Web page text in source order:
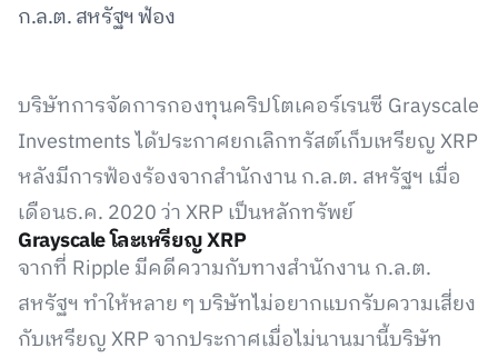
ก.ล.ต. สหรัฐฯ ฟ้อง
บริษัทการจัดการกองทุนคริปโตเคอร์เรนซี Grayscale
Investments ได้ประกาศยกเลิกทรัสต์เก็บเหรียญ XRP
หลังมีการฟ้องร้องจากสำนักงาน ก.ล.ต. สหรัฐฯ เมื่อ
เดือนธ.ค. 2020 ว่า XRP เป็นหลักทรัพย์
Grayscale โละเหรียญ XRP
จากที่ Ripple มีคดีความกับทางสำนักงาน ก.ล.ต.
สหรัฐฯ ทำให้หลาย ๆ บริษัทไม่อยากแบกรับความเสี่ยง
กับเหรียญ XRP จากประกาศเมื่อไม่นานมานี้บริษัท